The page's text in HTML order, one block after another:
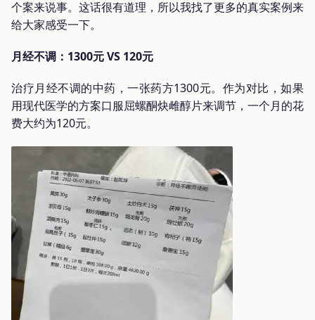
个案来说事。这话很有道理，所以我找了更多的真实案例来
给大家感受一下。
月经不调：1300元 VS 120元
治疗月经不调的中药，一张药方1300元。作为对比，如果
用现代医学的方案口服屈螺酮炔雌醇片来调节，一个月的花
费大约为120元。